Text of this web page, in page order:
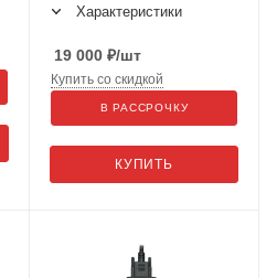
Характеристики
19 000 ₽/шт
КУПИТЬ
Купить со скидкой
В РАССРОЧКУ